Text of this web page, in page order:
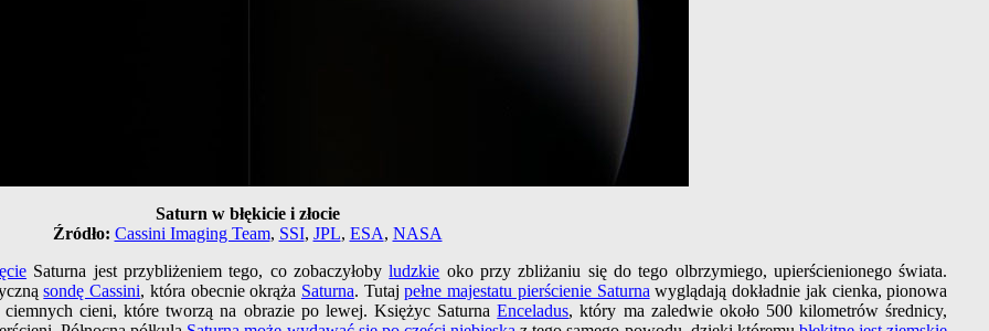
Saturn w błękicie i złocie
Źródło: Cassini Imaging Team, SSI, JPL, ESA, NASA
Saturna jest przybliżeniem tego, co zobaczyłobyludzkie oko przy zbliżaniu się do tego olbrzymiego, upierścienionego świata.
sondę Cassini, która obecnie okrąża Saturna. Tutajpełne majestatu pierścienie Saturna wyglądają dokładnie jak cienka, pionowa
cieni, które tworzą na obrazie po lewej. Księżyc SaturnaEnceladus, który ma zaledwie około 500 kilometrów średnicy,